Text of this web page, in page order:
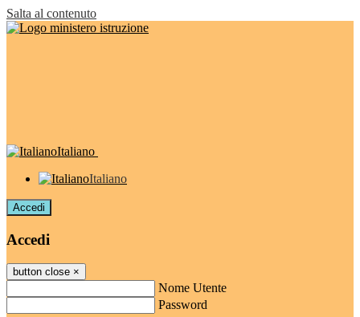
Salta al contenuto
Italiano
Italiano
Accedi
Accedi
button close ×
Nome Utente
Password